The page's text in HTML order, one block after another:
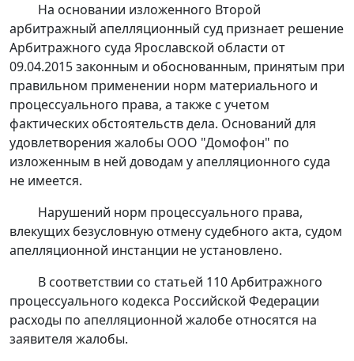
На основании изложенного Второй
арбитражный апелляционный суд признает решение
Арбитражного суда Ярославской области от
09.04.2015 законным и обоснованным, принятым при
правильном применении норм материального и
процессуального права, а также с учетом
фактических обстоятельств дела. Оснований для
удовлетворения жалобы ООО "Домофон" по
изложенным в ней доводам у апелляционного суда
не имеется.
Нарушений норм процессуального права,
влекущих безусловную отмену судебного акта, судом
апелляционной инстанции не установлено.
В соответствии со статьей 110Арбитражного
процессуального кодекса Российской Федерации
расходы по апелляционной жалобе относятся на
заявителя жалобы.